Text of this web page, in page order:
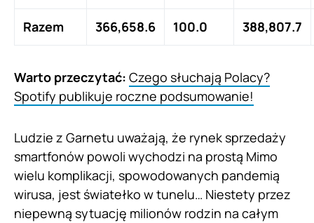
Razem 366,658.6 100.0 388,807.7
Warto przeczytać: Czego słuchają Polacy?
Spotify publikuje roczne podsumowanie!
Ludzie z Garnetu uważają, że rynek sprzedaży
smartfonów powoli wychodzi na prostą Mimo
wielu komplikacji, spowodowanych pandemią
wirusa, jest światełko w tunelu… Niestety przez
niepewną sytuację milionów rodzin na całym